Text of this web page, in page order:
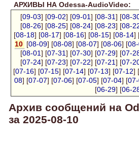
АРХИВЫ НА Odessa-AudioVideo:
[09-03] [09-02] [09-01] [08-31] [08-
[08-26] [08-25] [08-24] [08-23] [08-
[08-18] [08-17] [08-16] [08-15] [08-14]
10 [08-09] [08-08] [08-07] [08-06] [
[08-01] [07-31] [07-30] [07-29] [07-
[07-24] [07-23] [07-22] [07-21] [07-
[07-16] [07-15] [07-14] [07-13] [07-12] [
08] [07-07] [07-06] [07-05] [07-04] [
[06-29] [06-
Архив сообщений на
за 2025-08-10